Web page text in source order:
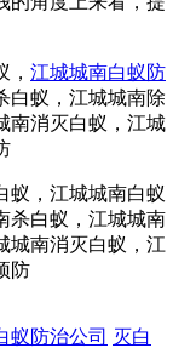
， 江城城南白蚁防
白蚁，江城城南除
南消灭白蚁，江城
蚁防治公司 灭白